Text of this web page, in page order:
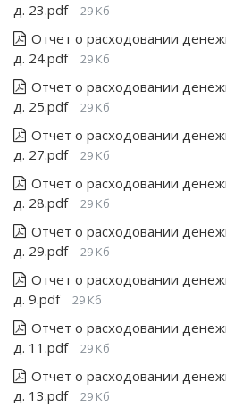
д. 23.pdf
29 Кб
Отчет о расходовании
д. 24.pdf
29 Кб
Отчет о расходовании
д. 25.pdf
29 Кб
Отчет о расходовании
д. 27.pdf
29 Кб
Отчет о расходовании
д. 28.pdf
29 Кб
Отчет о расходовании
д. 29.pdf
29 Кб
Отчет о расходовании
д. 9.pdf
29 Кб
Отчет о расходовании
д. 11.pdf
29 Кб
Отчет о расходовании
д. 13.pdf
29 Кб